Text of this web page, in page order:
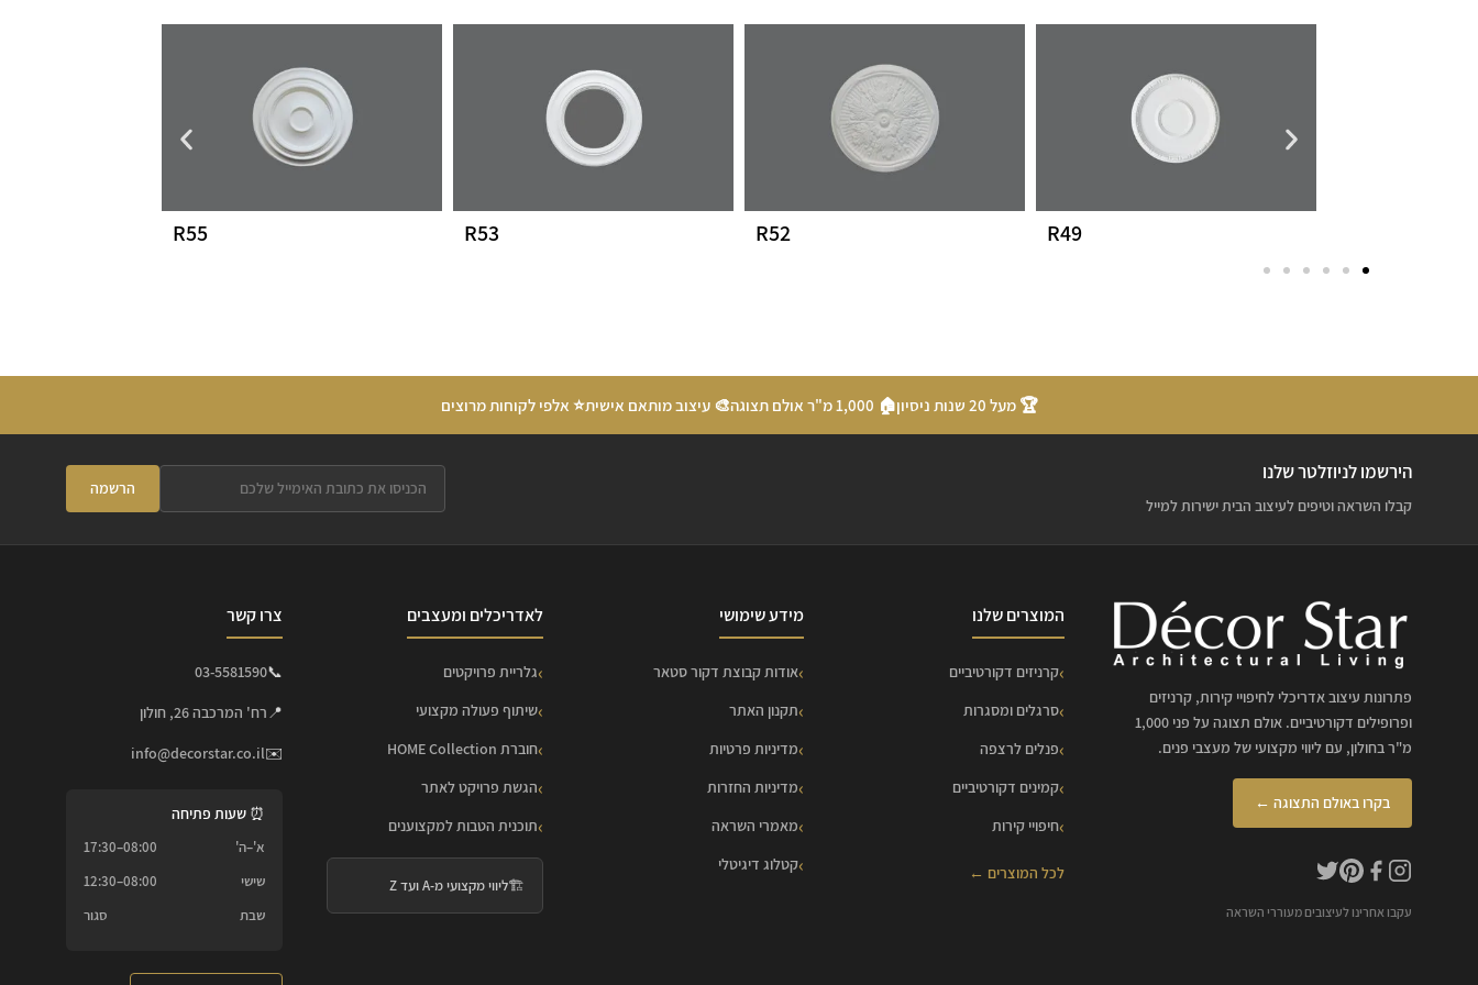
R49
R52
R53
R55
🏆 מעל 20 שנות ניסיון 🏠 1,000 מ"ר אולם תצוגה 🎨 עיצוב מותאם אישית⭐ אלפי לקוחות מרוצים
הירשמו לניוזלטר שלנו
קבלו השראה וטיפים לעיצוב הבית ישירות למייל
הרשמה
פתרונות עיצוב אדריכלי לחיפויי קירות, קרניזים
ופרופילים דקורטיביים. אולם תצוגה על פני 1,000
מ"ר בחולון, עם ליווי מקצועי של מעצבי פנים.
בקרו באולם התצוגה ←
עקבו אחרינו לעיצובים מעוררי השראה
המוצרים שלנו
קרניזים דקורטיביים
סרגלים ומסגרות
פנלים לרצפה
קמינים דקורטיביים
חיפויי קירות
לכל המוצרים ←
מידע שימושי
אודות קבוצת דקור סטאר
תקנון האתר
מדיניות פרטיות
מדיניות החזרות
מאמרי השראה
קטלוג דיגיטלי
לאדריכלים ומעצבים
גלריית פרויקטים
שיתוף פעולה מקצועי
חוברת HOME Collection
הגשת פרויקט לאתר
תוכנית הטבות למקצוענים
🏗️ליווי מקצועי מ-A ועד Z
צרו קשר
📞
03-5581590
📍 רח' המרכבה 26, חולון
✉️
info@decorstar.co.il
⏰ שעות פתיחה
א'–ה'
08:00–17:30
שישי
08:00–12:30
שבת
סגור